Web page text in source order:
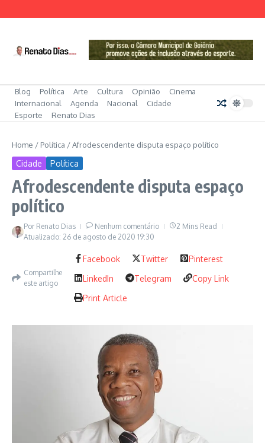
Blog Política Arte Cultura Opinião
Cinema
Internacional
Agenda Nacional
Cidade
Esporte
Renato Dias
Home / Política /Afrodescendente disputa espaço político
Cidade Política
Afrodescendente disputa espaço
político
Por Renato Dias Nenhum comentário
2 Mins Read
Atualizado: 26 de agosto de 2020 19:30
Compartilhe
este artigo
Facebook Twitter
Pinterest
LinkedIn
Telegram
Copy Link
Print Article